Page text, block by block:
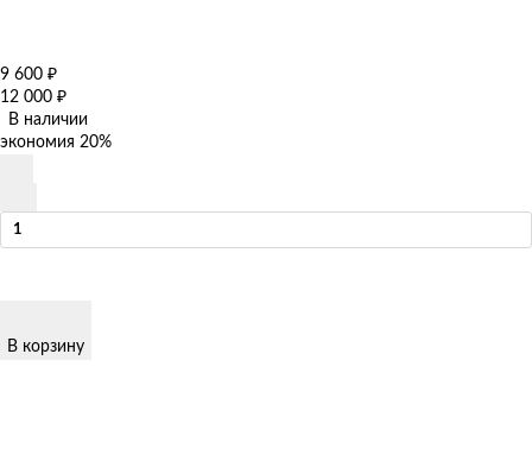
9 600 ₽
12 000 ₽
В наличии
экономия 20%
В корзину